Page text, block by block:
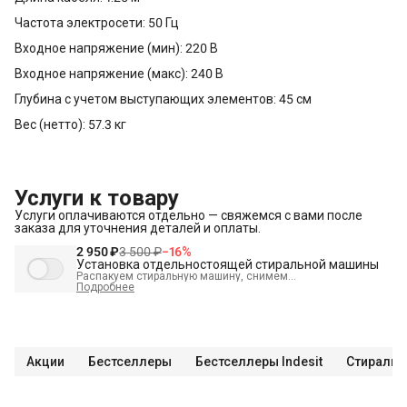
Частота электросети: 50 Гц
Входное напряжение (мин): 220 В
Входное напряжение (макс): 240 В
Глубина с учетом выступающих элементов: 45 см
Вес (нетто): 57.3 кг
Услуги к товару
Услуги оплачиваются отдельно — свяжемся с вами после
заказа для уточнения деталей и оплаты.
2 950 ₽3 500 ₽−16%
Установка отдельностоящей стиральной машины
Распакуем стиральную машину, снимем
транспортировочные болты, выставим по уровню и
подключим к электрике, водоснабжению и канализации
Проверка работоспособности
Подробнее
Акции Бестселлеры Бестселлеры Indesit